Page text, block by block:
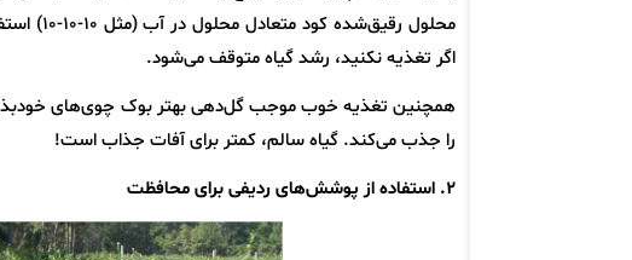
محلول
اگر تغذیه نکنید، رشد گیاه متوقف می‌شود.
همچنین تغذیه خوب موجب گل‌دهی بهتر بوک چوی‌های
را جذب می‌کند. گیاه سالم، کمتر برای آفات جذاب است!
۲. استفاده از پوشش‌های ردیفی برای محافظت